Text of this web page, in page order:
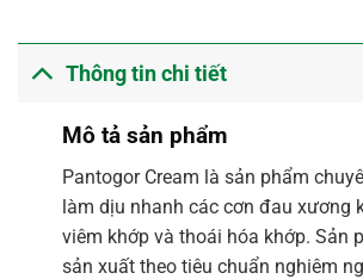
Thông tin chi tiết
Mô tả sản phẩm
Pantogor Cream là sản phẩm
làm dịu nhanh các cơn đau xương
viêm khớp và thoái hóa khớp. Sản
sản xuất theo tiêu chuẩn nghiêm